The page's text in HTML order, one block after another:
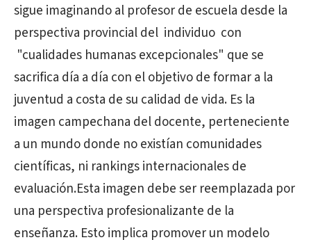
sigue imaginando al profesor de escuela desde la
perspectiva provincial del individuo con
"cualidades humanas excepcionales" que se
sacrifica día a día con el objetivo de formar a la
juventud a costa de su calidad de vida. Es la
imagen campechana del docente, perteneciente
a un mundo donde no existían comunidades
científicas, ni rankings internacionales de
evaluación.Esta imagen debe ser reemplazada por
una perspectiva profesionalizante de la
enseñanza. Esto implica promover un modelo